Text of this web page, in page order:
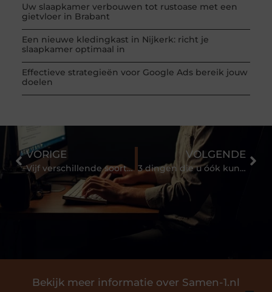
Uw slaapkamer verbouwen tot rustoase met een
gietvloer in Brabant
Een nieuwe kledingkast in Nijkerk: richt je
slaapkamer optimaal in
Effectieve strategieën voor Google Ads bereik jouw
doelen
Bekijk meer informatie over Samen-1.nl
VORIGE
Vijf verschillende soorten van bijzonder transport
VOLGENDE
3 dingen die u óók kunt doen met honing